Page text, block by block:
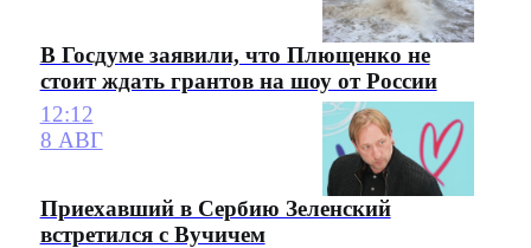
В Госдуме заявили, что Плющенко не
стоит ждать грантов на шоу от России
12:12
8 АВГ
Приехавший в Сербию Зеленский
встретился с Вучичем